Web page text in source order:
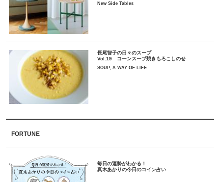
New Side Tables
長尾智子の日々のスープ
Vol.19 コーンスープ焼きもろこしのせ
SOUP, A WAY OF LIFE
FORTUNE
毎日の運勢がわかる！